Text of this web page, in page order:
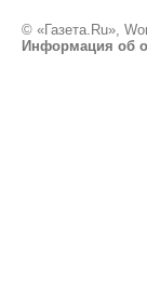
© «Газета.Ru»,
Информация об